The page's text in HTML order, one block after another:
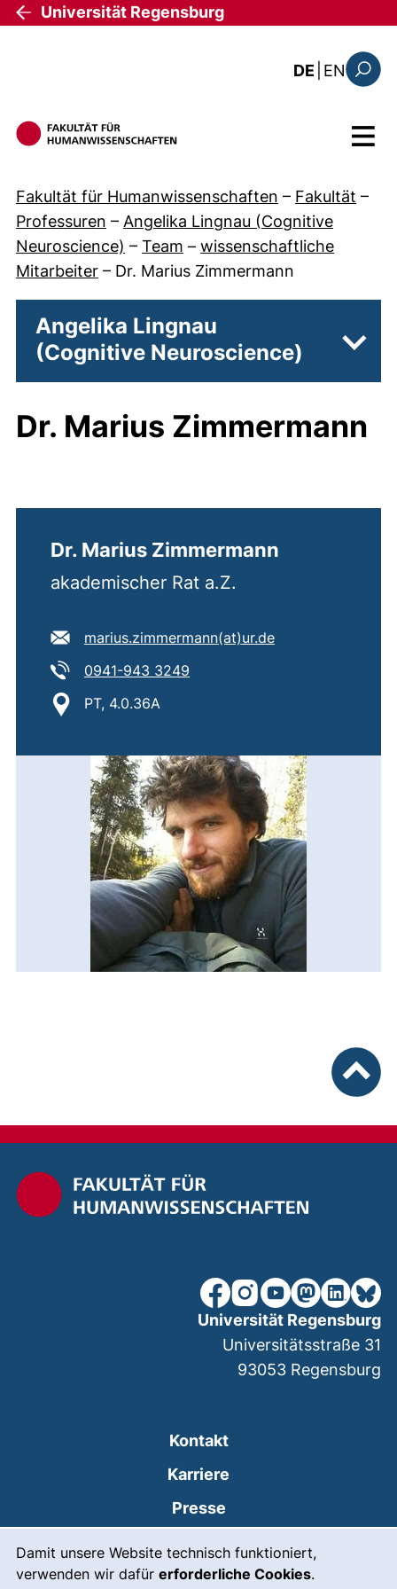
Direkt zum Inhalt
Damit unsere Website technisch funktioniert,
verwenden wir dafür erforderliche Cookies.
Universität Regensburg
DE EN: the
Menü
Fakultät für Humanwissenschaften – Fakultät –
Professuren – Angelika Lingnau (Cognitive
Neuroscience) – Team – wissenschaftliche
Mitarbeiter – Dr. Marius Zimmermann
Angelika Lingnau
(Cognitive Neuroscience)
Dr. Marius Zimmermann
Dr. Marius Zimmermann
akademischer Rat a.Z.
E-Mail Adresse:
marius.zimmermann​(at)​ur.de(öffnet Ihr E-
Tel:
0941-943 3249
Standort:
PT, 4.0.36A
unsere Facebook-Seite
unsere Instagram-
unsere YouTube-
unsereunsere
Kontakt
Karriere
Presse
Leichte Sprache
Universität Regensburg
Universitätsstraße 31
93053 Regensburg